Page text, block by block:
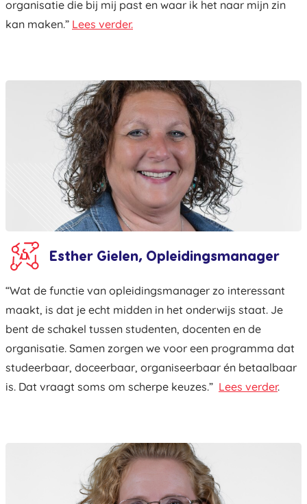
organisatie die bij mij past en waar ik het naar mijn zin
kan maken.” Lees verder.
Esther Gielen, Opleidingsmanager
“Wat de functie van opleidingsmanager zo interessant
maakt, is dat je echt midden in het onderwijs staat. Je
bent de schakel tussen studenten, docenten en de
organisatie. Samen zorgen we voor een programma dat
studeerbaar, doceerbaar, organiseerbaar én betaalbaar
is. Dat vraagt soms om scherpe keuzes.” Lees verder.